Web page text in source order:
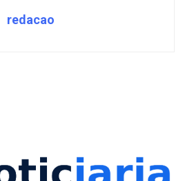
redacao